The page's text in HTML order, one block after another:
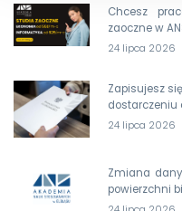
Chcesz
zaoczne w
24 lipca 2026
Zapisujesz
dostarczeniu
24 lipca 2026
Zmiana
powierzchni